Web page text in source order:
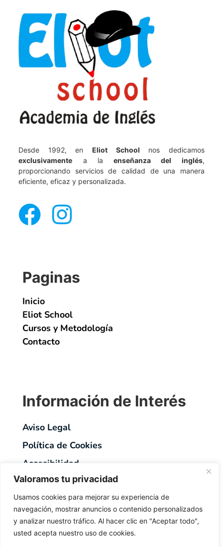
Valoramos tu privacidad
Usamos cookies para mejorar su experiencia de
navegación, mostrar anuncios o contenido personalizados
y analizar nuestro tráfico. Al hacer clic en "Aceptar todo",
usted acepta nuestro uso de cookies.
Desde 1992, en Eliot School nos dedicamos
exclusivamente a laenseñanza del inglés,
proporcionando servicios de calidad de una manera
eficiente, eficaz y personalizada.
Paginas
Inicio
Eliot School
Cursos y Metodología
Contacto
Información de Interés
Aviso Legal
Política de Cookies
Accesibilidad
© 2023Reservados todos los derechos.